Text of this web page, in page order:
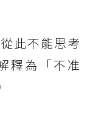
此不能思考
釋為「不准